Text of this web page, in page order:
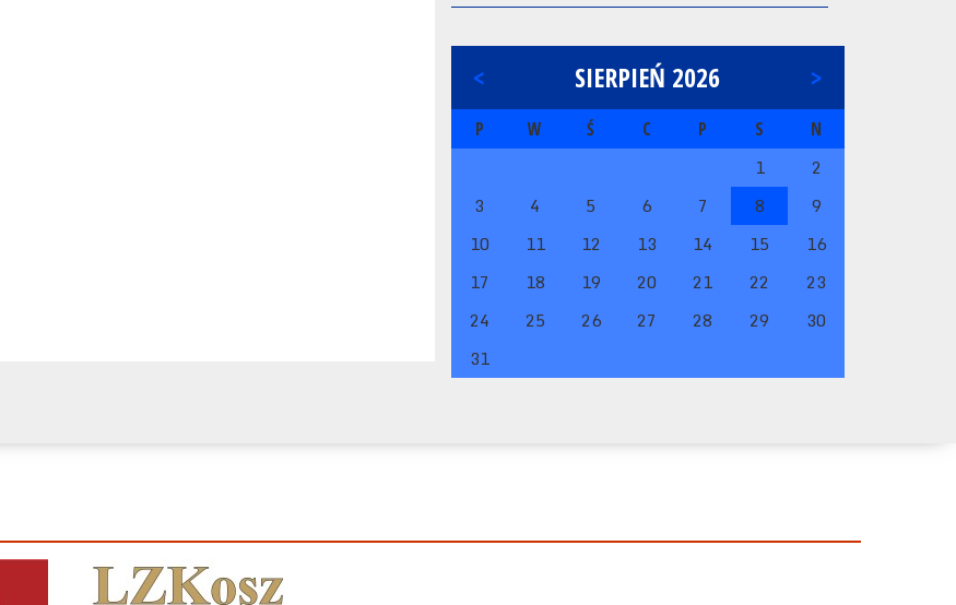
< SIERPIEŃ 2026 >
P W Ś C P S N
1
2
3
4 5 6 7 8
9
10
11 12 13 14 15
16
17
18 19 20 21 22
23
24
25 26 27 28 29
30
31